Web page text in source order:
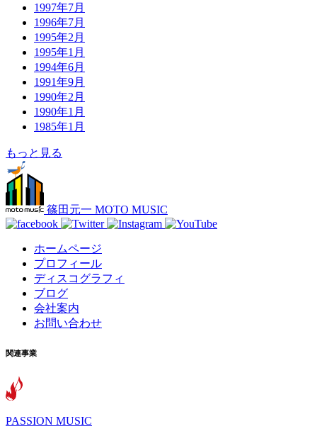
1997年7月
1996年7月
1995年2月
1995年1月
1994年6月
1991年9月
1990年2月
1990年1月
1985年1月
もっと見る
篠田元一 MOTO MUSIC
ホームページ
プロフィール
ディスコグラフィ
ブログ
会社案内
お問い合わせ
関連事業
PASSION MUSIC